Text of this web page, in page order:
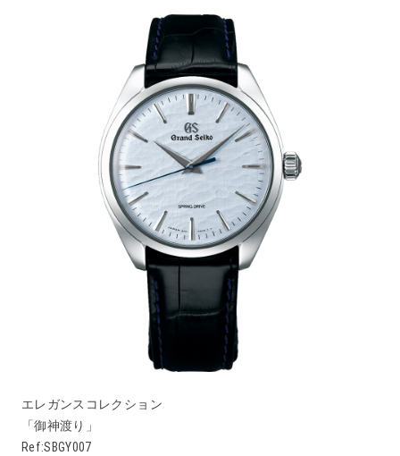
エレガンスコレクション
「御神渡り」
Ref:SBGY007